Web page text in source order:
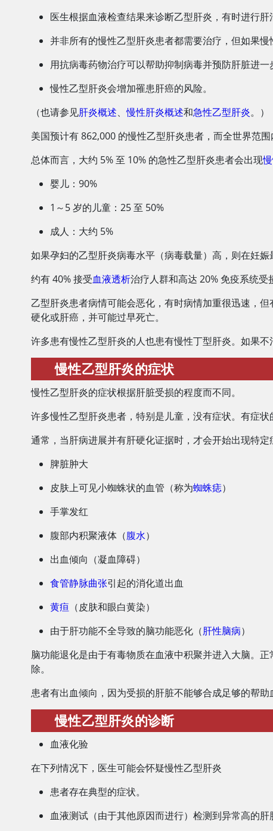
医生根据血液检查结果来诊断乙型肝炎，有时进行肝
并非所有的慢性乙型肝炎患者都需要治疗，但如果
用抗病毒药物治疗可以帮助抑制病毒并预防肝脏进
慢性乙型肝炎会增加罹患肝癌的风险。
（也请参见肝炎概述、慢性肝炎概述和急性乙型肝炎。）
美国预计有 862,000 的慢性乙型肝炎患者，而全世界范围
总体而言，大约 5% 至 10% 的急性乙型肝炎患者会出现
婴儿：90%
1～5 岁的儿童：25 至 50%
成人：大约 5%
如果孕妇的乙型肝炎病毒水平（病毒载量）高，则在妊
约有 40% 接受血液透析治疗人群和高达 20% 免疫系统受
乙型肝炎患者病情可能会恶化，有时病情加重很迅速，
硬化或肝癌，并可能过早死亡。
许多患有慢性乙型肝炎的人也患有慢性丁型肝炎。如果
慢性乙型肝炎的症状
慢性乙型肝炎的症状根据肝脏受损的程度而不同。
许多慢性乙型肝炎患者，特别是儿童，没有症状。有症
通常，当肝病进展并有肝硬化证据时，才会开始出现特
脾脏肿大
皮肤上可见小蜘蛛状的血管（称为蜘蛛痣）
手掌发红
腹部内积聚液体（腹水）
出血倾向（凝血障碍）
食管静脉曲张引起的消化道出血
黄疸 （皮肤和眼白黄染）
由于肝功能不全导致的脑功能恶化（肝性脑病）
脑功能退化是由于有毒物质在血液中积聚并进入大脑。
除。
患者有出血倾向，因为受损的肝脏不能够合成足够的帮助
慢性乙型肝炎的诊断
血液化验
在下列情况下，医生可能会怀疑慢性乙型肝炎
患者存在典型的症状。
血液测试（由于其他原因而进行）检测到异常高的肝